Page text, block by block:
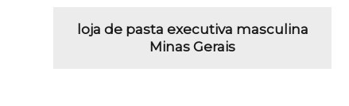
loja de pasta executiva masculina
Minas Gerais